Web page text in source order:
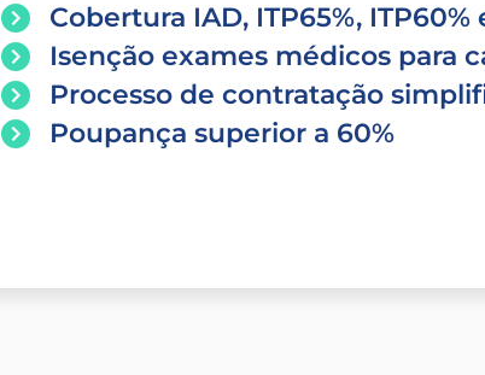
Cobertura IAD, ITP65%, ITP60%
Isenção exames médicos para
Processo de contratação
Poupança superior a 60%